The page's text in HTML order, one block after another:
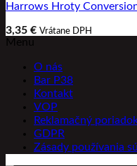
Harrows Hroty
3,35 € Vrátane DPH
Menu
O nás
Bar P38
Kontakt
VOP
Reklamačný
GDPR
Zásady používania